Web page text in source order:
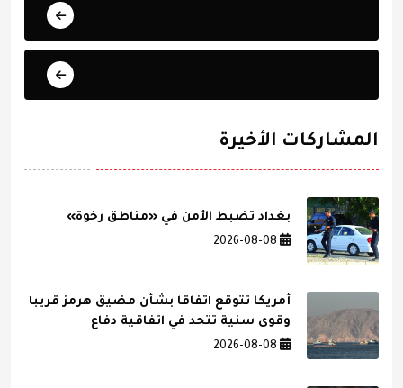
المشاركات الأخيرة
بغداد تضبط الأمن في «مناطق رخوة»
أمريكا تتوقع اتفاقا بشأن مضيق هرمز قريبا
وقوى سنية تتحد في اتفاقية دفاع